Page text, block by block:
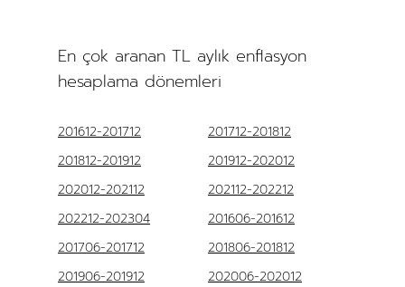
En çok aranan TL aylık enflasyon
hesaplama dönemleri
201612-201712
201712-201812
201812-201912
201912-202012
202012-202112
202112-202212
202212-202304
201606-201612
201706-201712
201806-201812
201906-201912
202006-202012